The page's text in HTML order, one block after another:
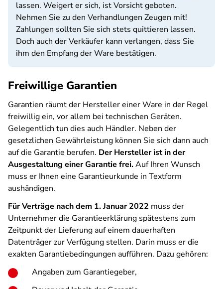
lassen. Weigert er sich, ist Vorsicht geboten.
Nehmen Sie zu den Verhandlungen Zeugen mit!
Zahlungen sollten Sie sich stets quittieren lassen.
Doch auch der Verkäufer kann verlangen, dass Sie
ihm den Empfang der Ware bestätigen.
Freiwillige Garantien
Garantien räumt der Hersteller einer Ware in der Regel
freiwillig ein, vor allem bei technischen Geräten.
Gelegentlich tun dies auch Händler. Neben der
gesetzlichen Gewährleistung können Sie sich dann auch
auf die Garantie berufen. Der Hersteller ist in der
Ausgestaltung einer Garantie frei.Auf Ihren Wunsch
muss er Ihnen eine Garantieurkunde in Textform
aushändigen.
Für Verträge nach dem 1. Januar 2022 muss der
Unternehmer die Garantieerklärung spätestens zum
Zeitpunkt der Lieferung auf einem dauerhaften
Datenträger zur Verfügung stellen. Darin muss er die
exakten Garantiebedingungen aufführen. Dazu gehören:
Angaben zum Garantiegeber,